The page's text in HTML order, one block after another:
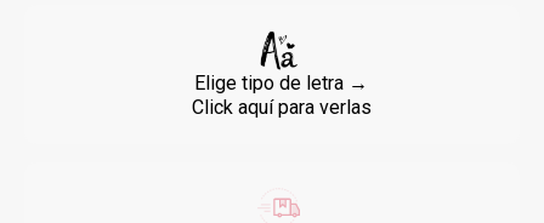
Elige tipo de letra →
Click aquí para verlas